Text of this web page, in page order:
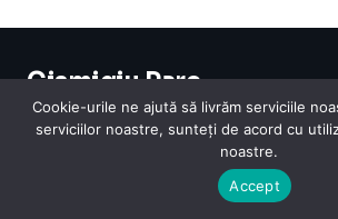
Cismigiu Parc
© 2024 CismigiuParc. All Rights Reserved.
Internet Legislatie Medical Moda Sarbatori Telefoane
Cookie-urile ne ajută să livrăm serviciile
serviciilor noastre, sunteți de acord cu
noastre.
Accept